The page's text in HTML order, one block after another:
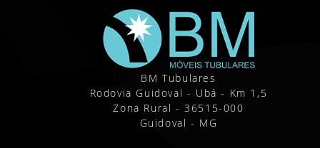
BM Tubulares
Rodovia Guidoval - Ubá - Km 1,5
Zona Rural - 36515-000
Guidoval - MG